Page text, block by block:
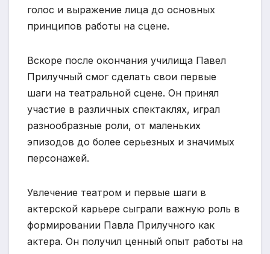
голос и выражение лица до основных
принципов работы на сцене.
Вскоре после окончания училища Павел
Прилучный смог сделать свои первые
шаги на театральной сцене. Он принял
участие в различных спектаклях, играл
разнообразные роли, от маленьких
эпизодов до более серьезных и значимых
персонажей.
Увлечение театром и первые шаги в
актерской карьере сыграли важную роль в
формировании Павла Прилучного как
актера. Он получил ценный опыт работы на